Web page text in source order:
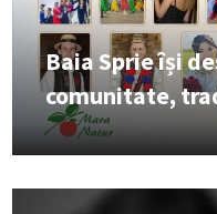
Baia Sprie își
comunitate,